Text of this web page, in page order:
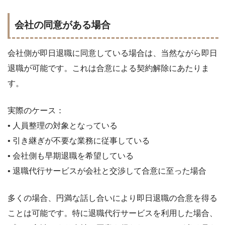
会社の同意がある場合
会社側が即日退職に同意している場合は、当然ながら即日
退職が可能です。これは合意による契約解除にあたりま
す。
実際のケース：
• 人員整理の対象となっている
• 引き継ぎが不要な業務に従事している
• 会社側も早期退職を希望している
• 退職代行サービスが会社と交渉して合意に至った場合
多くの場合、円満な話し合いにより即日退職の合意を得る
ことは可能です。特に退職代行サービスを利用した場合、